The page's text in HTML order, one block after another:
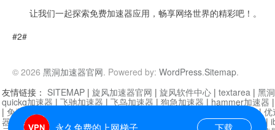
让我们一起探索免费加速器应用，畅享网络世界的精彩吧！。
#2#
© 2026 黑洞加速器官网. Powered by: WordPress.Sitemap.
永久免费的上网梯子 下载
友情链接： SITEMAP | 旋风加速器官网 | 旋风软件中心 | textarea | 黑
quickq加速器 | 飞驰加速器 | 飞鸟加速器 | 狗急加速器 | hammer加速器
| 免费vqn加速外网 迷雾通|优
器| 快柠檬加速器 |黑洞加速 |falemon 快橙加速器|anycast加速器 |